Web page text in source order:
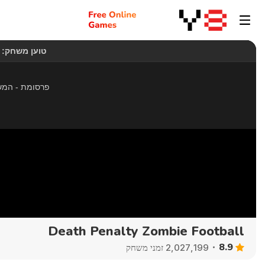
Death Penalty Zombie Football
8.9 2,027,199 זמני משחק